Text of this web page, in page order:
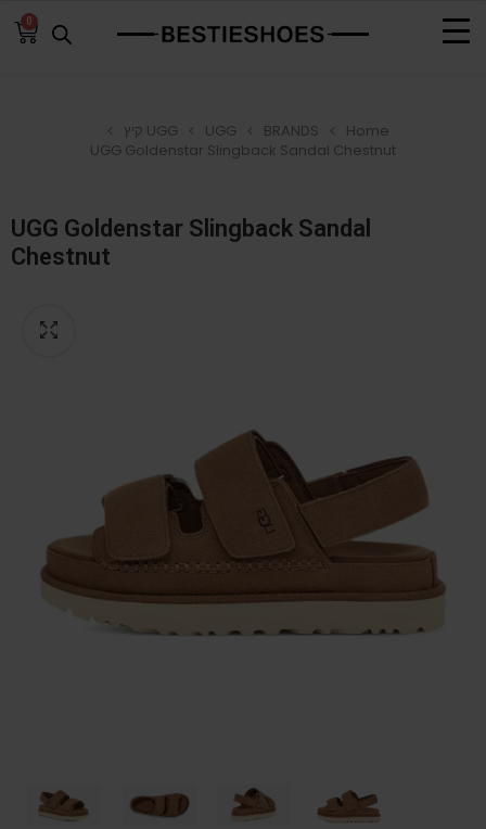
0
Home
BRANDS
UGG
UGG קיץ
UGG Goldenstar Slingback Sandal Chestnut
UGG Goldenstar Slingback Sandal
Chestnut